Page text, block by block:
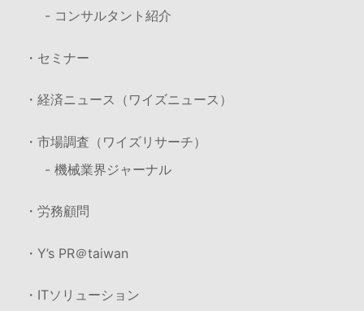
- コンサルタント紹介
・セミナー
・経済ニュース（ワイズニュース）
・市場調査（ワイズリサーチ）
- 機械業界ジャーナル
・労務顧問
・Y’s PR＠taiwan
・ITソリューション